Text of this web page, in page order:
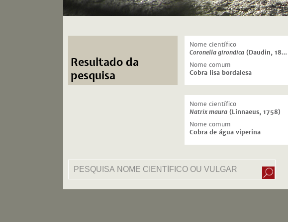
Resultado da
pesquisa
Nome científico
Coronella girondica (Daudin, 1803)
Nome comum
Cobra lisa bordalesa
Nome científico
Natrix maura (Linnaeus, 1758)
Nome comum
Cobra de água viperina